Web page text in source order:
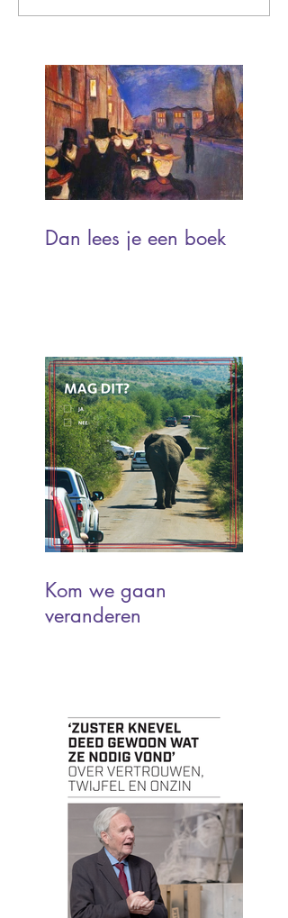
Dan lees je een boek
Kom we gaan
veranderen